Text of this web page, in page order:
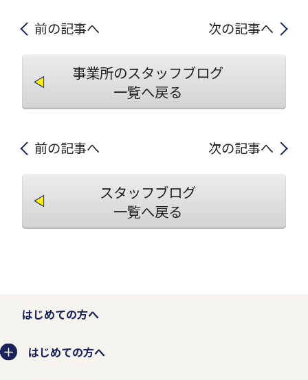
前の記事へ 次の記事へ
事業所のスタッフブログ
一覧へ戻る
前の記事へ 次の記事へ
スタッフブログ
一覧へ戻る
はじめての方へ
はじめての方へ